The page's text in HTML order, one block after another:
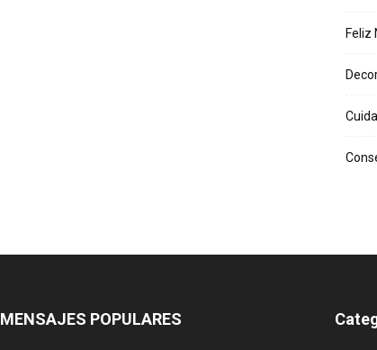
Feliz
MENSAJES POPULARES